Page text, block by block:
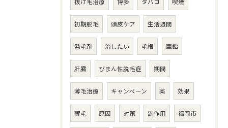
初期脱毛 頭皮ケア 生活週間
発毛剤 治したい 毛根 亜鉛
肝臓 びまん性脱毛症 期間
薄毛治療 キャンペーン 薬 効果
薄毛 原因 対策 副作用 福岡市